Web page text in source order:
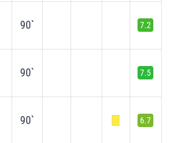
90` 7.2
90` 7.5
90` 6.7